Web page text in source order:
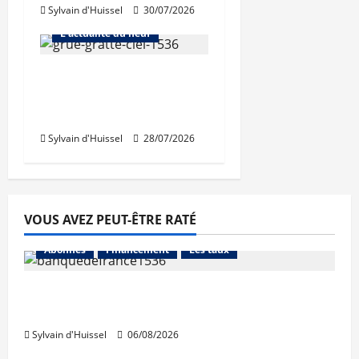
Sylvain d'Huissel 30/07/2026
Abonnés
L'actualité du neuf
Sylvain d'Huissel 28/07/2026
VOUS AVEZ PEUT-ÊTRE RATÉ
Abonnés Financement Les taux
Sylvain d'Huissel 06/08/2026
Abonnés Financement